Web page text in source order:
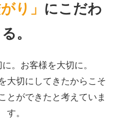
り」 にこだわ
る。
。お客様を大切に。
大切にしてきたからこそ
とができたと考えていま
す。